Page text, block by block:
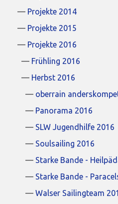
Projekte 2014
Projekte 2015
Projekte 2016
Frühling 2016
Herbst 2016
oberrain
Panorama 2016
SLW Jugendhilfe 2016
Soulsailing 2016
Starke Bande -
Starke Bande -
Walser Sailingteam